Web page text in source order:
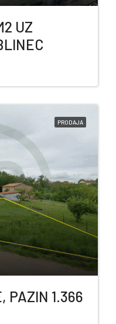
UZ
PRODAJA
PAZIN 1.366